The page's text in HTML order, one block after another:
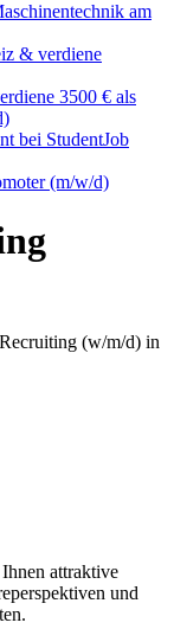
am
& verdiene
3500 € als
bei StudentJob
(m/w/d)
(w/m/d) in
attraktive
und